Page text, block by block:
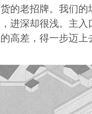
的老招牌。我们
进深却很浅。主
高差，得一步迈